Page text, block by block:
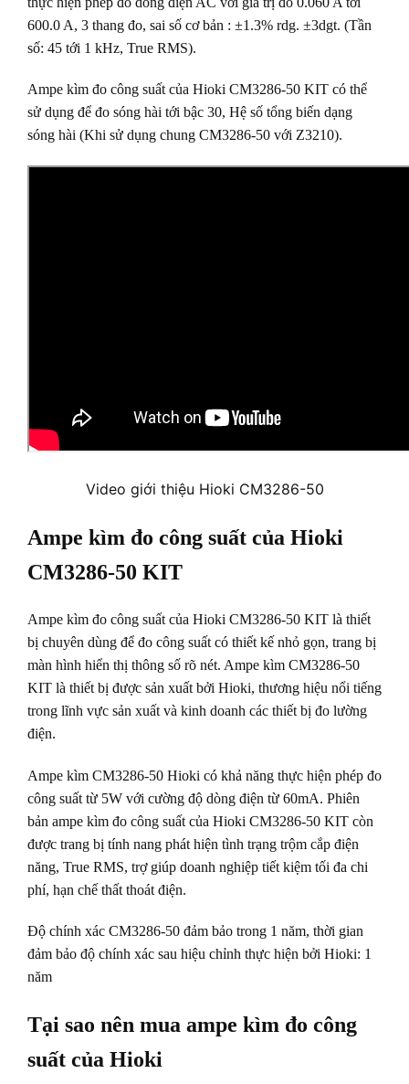
600.0 A, 3 thang đo, sai số cơ bản : ±1.3% rdg. ±3dgt. (Tần
số: 45 tới 1 kHz, True RMS).
Ampe kìm đo công suất của Hioki CM3286-50 KIT có thể
sử dụng để đo sóng hài tới bậc 30, Hệ số tổng biến dạng
sóng hài (Khi sử dụng chung CM3286-50 với Z3210).
Video giới thiệu Hioki CM3286-50
Ampe kìm đo công suất của Hioki
CM3286-50 KIT
Ampe kìm đo công suất của Hioki CM3286-50 KIT là thiết
bị chuyên dùng để đo công suất có thiết kế nhỏ gọn, trang bị
màn hình hiển thị thông số rõ nét. Ampe kìm CM3286-50
KIT là thiết bị được sản xuất bởi Hioki, thương hiệu nổi tiếng
trong lĩnh vực sản xuất và kinh doanh các thiết bị đo lường
điện.
Ampe kìm CM3286-50 Hioki có khả năng thực hiện phép đo
công suất từ 5W với cường độ dòng điện từ 60mA. Phiên
bản ampe kìm đo công suất của Hioki CM3286-50 KIT còn
được trang bị tính nang phát hiện tình trạng trộm cắp điện
năng, True RMS, trợ giúp doanh nghiệp tiết kiệm tối đa chi
phí, hạn chế thất thoát điện.
Độ chính xác CM3286-50 đảm bảo trong 1 năm, thời gian
đảm bảo độ chính xác sau hiệu chỉnh thực hiện bởi Hioki: 1
năm
Tại sao nên mua ampe kìm đo công
suất của Hioki